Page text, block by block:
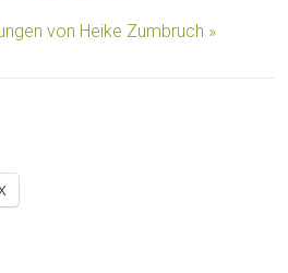
von Heike Zumbruch »